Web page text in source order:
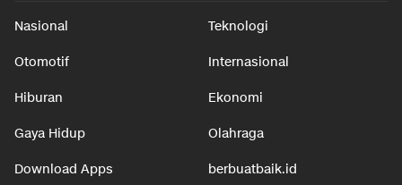
Nasional Teknologi
Otomotif Internasional
Hiburan Ekonomi
Gaya Hidup Olahraga
Download Apps berbuatbaik.id